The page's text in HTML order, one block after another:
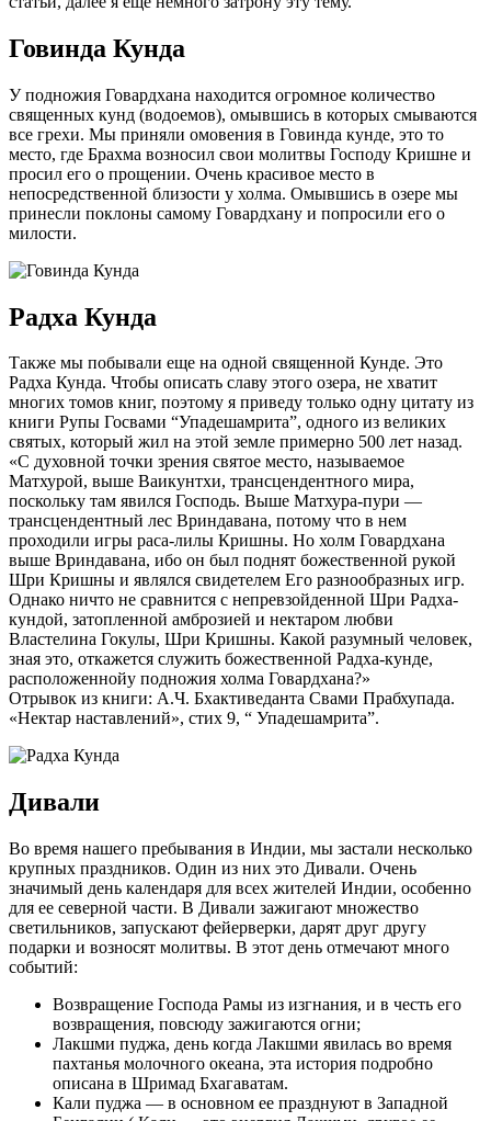
Говинда Кунда
У подножия Говардхана находится огромное количество
священных кунд (водоемов), омывшись в которых смываются
все грехи. Мы приняли омовения в Говинда кунде, это то
место, где Брахма возносил свои молитвы Господу Кришне и
просил его о прощении. Очень красивое место в
непосредственной близости у холма. Омывшись в озере мы
принесли поклоны самому Говардхану и попросили его о
милости.
Радха Кунда
Также мы побывали еще на одной священной Кунде. Это
Радха Кунда. Чтобы описать славу этого озера, не хватит
многих томов книг, поэтому я приведу только одну цитату из
книги Рупы Госвами “Упадешамрита”, одного из великих
святых, который жил на этой земле примерно 500 лет назад.
«С духовной точки зрения святое место, называемое
Матхурой, выше Ваикунтхи, трансцендентного мира,
поскольку там явился Господь. Выше Матхура-пури —
трансцендентный лес Вриндавана, потому что в нем
проходили игры раса-лилы Кришны. Но холм Говардхана
выше Вриндавана, ибо он был поднят божественной рукой
Шри Кришны и являлся свидетелем Его разнообразных игр.
Однако ничто не сравнится с непревзойденной Шри Радха-
кундой, затопленной амброзией и нектаром любви
Властелина Гокулы, Шри Кришны. Какой разумный человек,
зная это, откажется служить божественной Радха-кунде,
расположеннойу подножия холма Говардхана?»
Отрывок из книги: А.Ч. Бхактиведанта Свами Прабхупада.
«Нектар наставлений», стих 9, “ Упадешамрита”.
Дивали
Во время нашего пребывания в Индии, мы застали несколько
крупных праздников. Один из них это Дивали. Очень
значимый день календаря для всех жителей Индии, особенно
для ее северной части. В Дивали зажигают множество
светильников, запускают фейерверки, дарят друг другу
подарки и возносят молитвы. В этот день отмечают много
событий:
Возвращение Господа Рамы из изгнания, и в честь его
возвращения, повсюду зажигаются огни;
Лакшми пуджа, день когда Лакшми явилась во время
пахтанья молочного океана, эта история подробно
описана в Шримад Бхагаватам.
Кали пуджа — в основном ее празднуют в Западной